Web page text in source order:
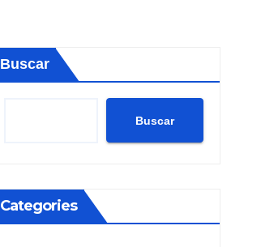
Buscar
Buscar
Categories